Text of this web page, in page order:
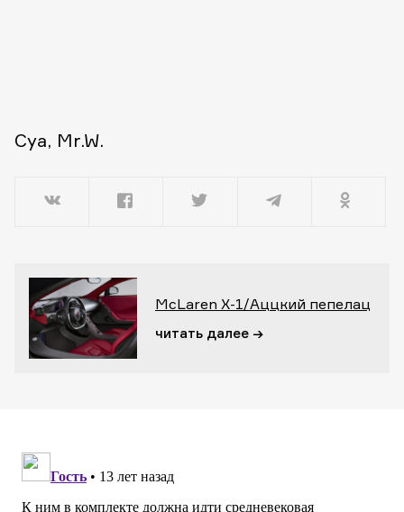
Cya, Mr.W.
McLaren X-1/Аццкий пепелац
читать далее →